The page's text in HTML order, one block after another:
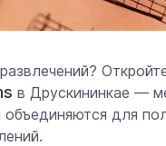
в Друскининкае —
объединяются для